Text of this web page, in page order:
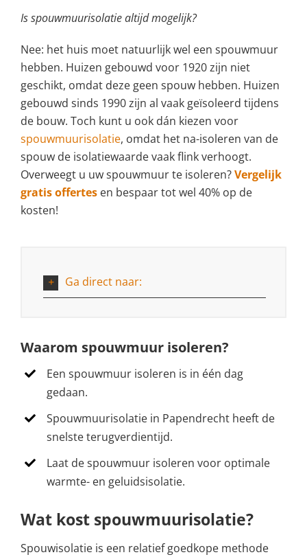
Is spouwmuurisolatie altijd mogelijk?
Nee: het huis moet natuurlijk wel een spouwmuur
hebben. Huizen gebouwd voor 1920 zijn niet
geschikt, omdat deze geen spouw hebben. Huizen
gebouwd sinds 1990 zijn al vaak geïsoleerd tijdens
de bouw. Toch kunt u ook dán kiezen voor
spouwmuurisolatie, omdat het na-isoleren van de
spouw de isolatiewaarde vaak flink verhoogt.
Overweegt u uw spouwmuur te isoleren?Vergelijk
gratis offertes en bespaar tot wel 40% op de
kosten!
Ga direct naar:
Waarom spouwmuur isoleren?
Een spouwmuur isoleren is in één dag
gedaan.
Spouwmuurisolatie in Papendrecht heeft de
snelste terugverdientijd.
Laat de spouwmuur isoleren voor optimale
warmte- en geluidsisolatie.
Wat kost spouwmuurisolatie?
Spouwisolatie is een relatief goedkope methode